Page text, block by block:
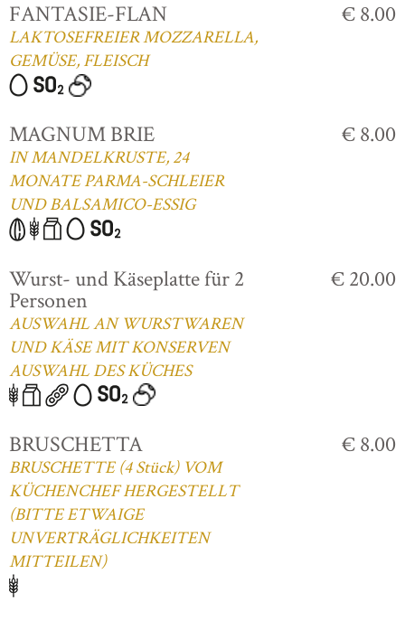
FANTASIE-FLAN
LAKTOSEFREIER MOZZARELLA,
GEMÜSE, FLEISCH
€ 8.00
MAGNUM BRIE
IN MANDELKRUSTE, 24
MONATE PARMA-SCHLEIER
UND BALSAMICO-ESSIG
€ 8.00
Wurst- und Käseplatte für 2
Personen
AUSWAHL AN WURSTWAREN
UND KÄSE MIT KONSERVEN
AUSWAHL DES KÜCHES
€ 20.00
BRUSCHETTA
BRUSCHETTE (4 Stück) VOM
KÜCHENCHEF HERGESTELLT
(BITTE ETWAIGE
UNVERTRÄGLICHKEITEN
MITTEILEN)
€ 8.00